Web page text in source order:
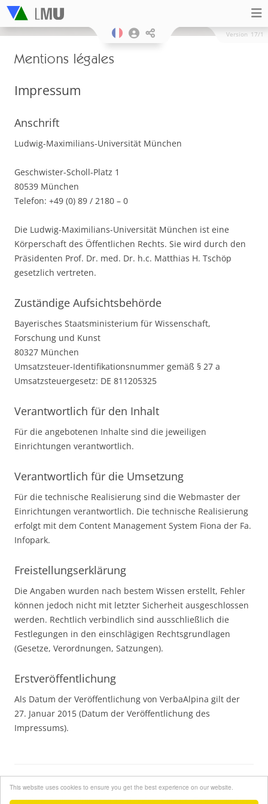
This website uses cookies to ensure you get the best experience on our website.
Version 17/1
Mentions légales
Impressum
Anschrift
Ludwig-Maximilians-Universität München
Geschwister-Scholl-Platz 1
80539 München
Telefon: +49 (0) 89 / 2180 – 0
Die Ludwig-Maximilians-Universität München ist eine
Körperschaft des Öffentlichen Rechts. Sie wird durch den
Präsidenten Prof. Dr. med. Dr. h.c. Matthias H. Tschöp
gesetzlich vertreten.
Zuständige Aufsichtsbehörde
Bayerisches Staatsministerium für Wissenschaft,
Forschung und Kunst
80327 München
Umsatzsteuer-Identifikationsnummer gemäß § 27 a
Umsatzsteuergesetz: DE 811205325
Verantwortlich für den Inhalt
Für die angebotenen Inhalte sind die jeweiligen
Einrichtungen verantwortlich.
Verantwortlich für die Umsetzung
Für die technische Realisierung sind die Webmaster der
Einrichtungen verantwortlich. Die technische Realisierung
erfolgt mit dem Content Management System Fiona der Fa.
Infopark.
Freistellungserklärung
Die Angaben wurden nach bestem Wissen erstellt, Fehler
können jedoch nicht mit letzter Sicherheit ausgeschlossen
werden. Rechtlich verbindlich sind ausschließlich die
Festlegungen in den einschlägigen Rechtsgrundlagen
(Gesetze, Verordnungen, Satzungen).
Erstveröffentlichung
Als Datum der Veröffentlichung von VerbaAlpina gilt der
27. Januar 2015 (Datum der Veröffentlichung des
Impressums).
En ligne depuis 2015
Mentions légales-Protection des données-Contact-Concession d'une